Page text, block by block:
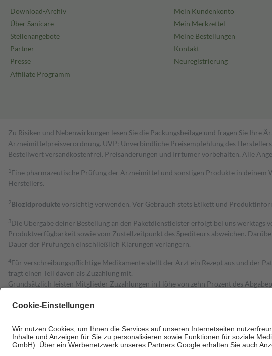
Download-Archiv
Über Sanicare
Stellenangebote
Partner
Presse
Affiliate Programm
Mein Kundenkonto
Mein Merkzettel
Meine Bestellungen
Kontakt
Neuregistrierung
Zu Risiken und Nebenwirkungen lesen Sie die Packungsbeilage und fragen Sie
Arzneimittelpreisverordnung. UVP: Unverbindliche Preisempfehlung des
Bestell­wert versand­kosten­frei. Preisänderungen und Irrtümer vorbehalten. Alle
1 Eine pharmazeutische Prüfung der Arzneimittel und sonstigen Produkte in
Herstellers.
2Biozidproduktevorsichtig verwenden. Vor Gebrauch stets Etikett und
3Die Übergabe deiner Bestellung an den Paketdienstleister erfolgt bei uns
Produktverfügbarkeit sowie vom Zustellzeitpunkt des Spediteurs abweichen.
Dauer der Prüfungen einschließlich Klärungen verlängern.
4Für verschreibungspflichtige Medikamente stellt der Arzt ein Rezept aus und der
trägt einen Teil davon als Zuzahlung mit.
Grundsätzlich leisten Mitglieder Zuzahlungen in Höhe von zehn Prozent des
Diese Regeln gelten grundsätzlich auch für Online-Apotheken.
Um das Engagement der Versicherten für ihre eigene Gesundheit zu stärken und
• Kindern und Jugendlichen bis zum vollendeten 18. Lebensjahr mit Ausnahme der
• Untersuchungen zur Vorsorge und Früherkennung, die von der GKV getragen